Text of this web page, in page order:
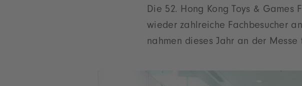
Die 52. Hong Kong Toys & Games
wieder zahlreiche Fachbesucher
nahmen dieses Jahr an der Messe